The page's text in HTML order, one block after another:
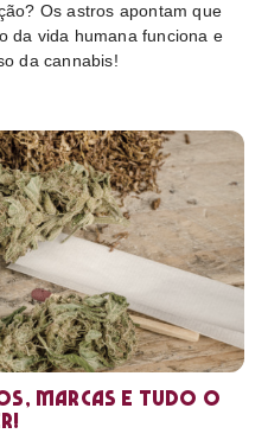
Os astros apontam que
da vida humana funciona e
da cannabis!
marcas e tudo o